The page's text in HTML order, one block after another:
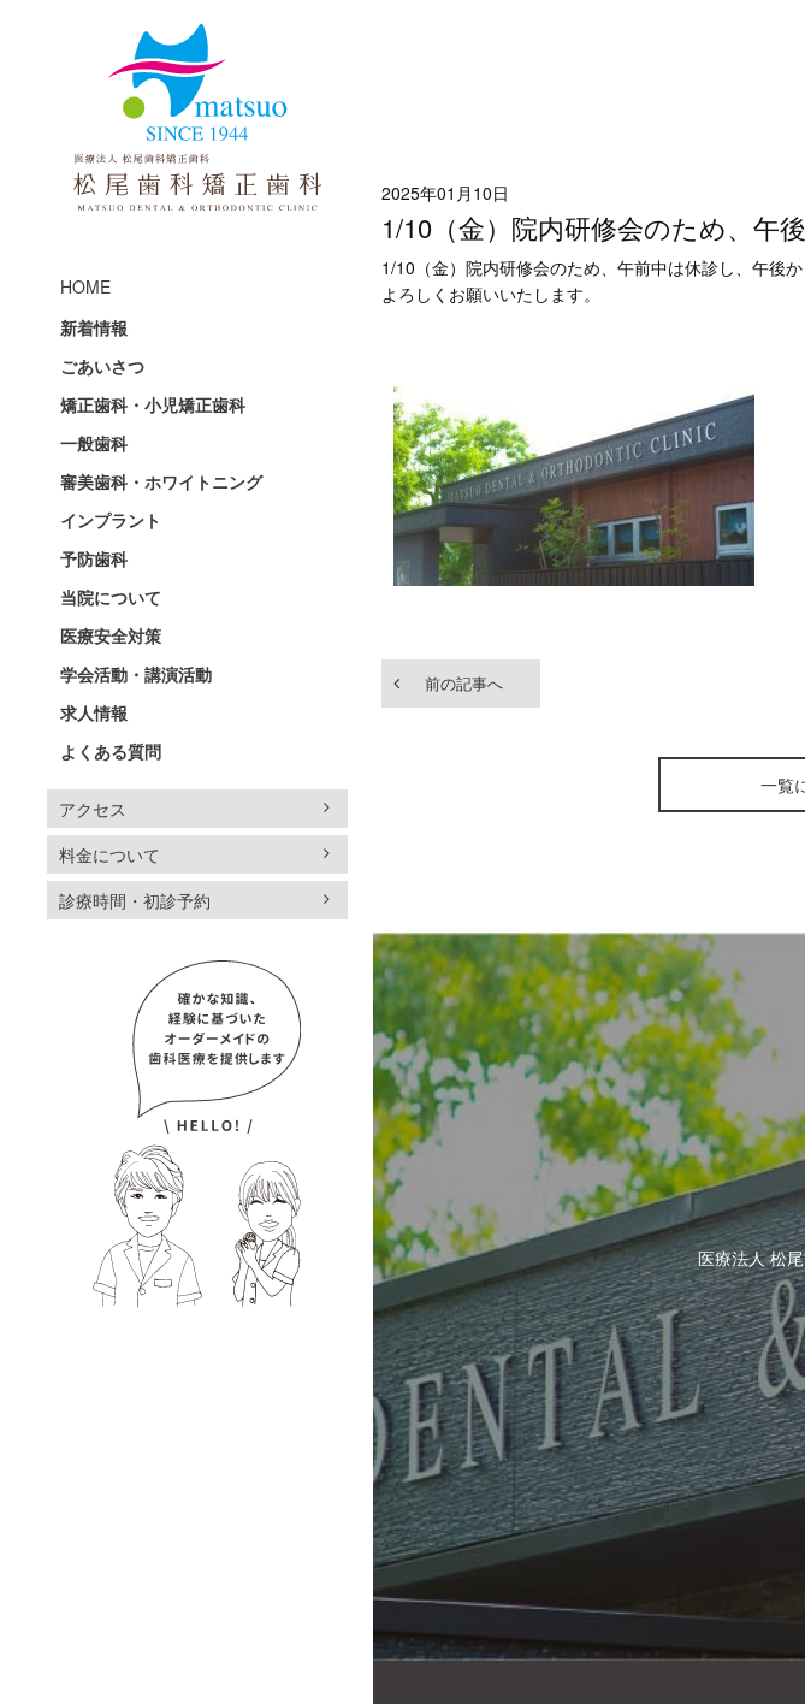
HOME
新着情報
ごあいさつ
矯正歯科・小児矯正歯科
一般歯科
審美歯科・ホワイトニング
インプラント
予防歯科
当院について
医療安全対策
学会活動・講演活動
求人情報
よくある質問
アクセス
料金について
診療時間・初診予約
2025年01月10日
1/10（金）院内研修会のため、午
1/10（金）院内研修会のため、午前中は休診し、午後か
よろしくお願いいたします。
前の記事へ
一覧
医療法人 松